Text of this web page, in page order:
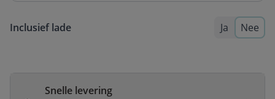
Inclusief lade Ja Nee
Snelle levering